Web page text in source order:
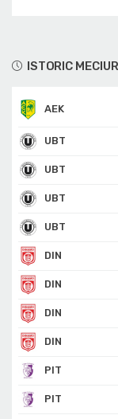
ISTORIC
AEK
UBT
UBT
UBT
UBT
DIN
DIN
DIN
DIN
PIT
PIT